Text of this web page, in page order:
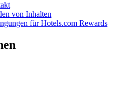
von Inhalten
für Hotels.com Rewards